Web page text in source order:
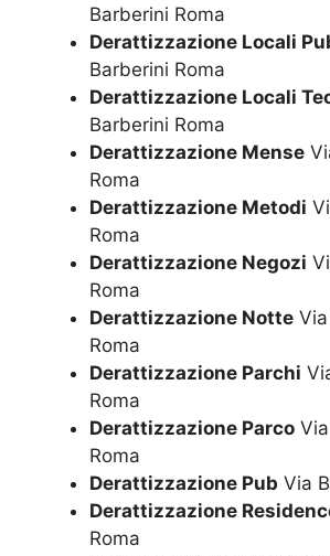
Barberini Roma
Derattizzazione Locali
Barberini Roma
Derattizzazione Locali
Barberini Roma
Derattizzazione Mense
Roma
Derattizzazione Metodi
Roma
Derattizzazione Negozi
Roma
Derattizzazione Notte
Roma
Derattizzazione Parchi
Roma
Derattizzazione Parco
Roma
Derattizzazione Pub Via
Derattizzazione
Roma